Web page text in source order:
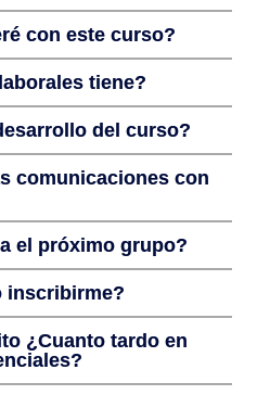
con este curso?
tiene?
del curso?
comunicaciones con
el próximo grupo?
inscribirme?
¿Cuanto tardo en